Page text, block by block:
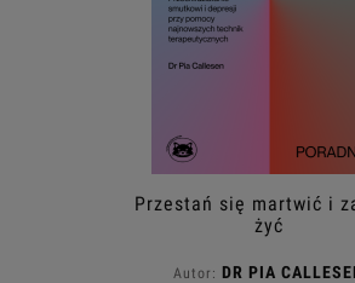
Przestań się martwić i
żyć
Autor: DR PIA